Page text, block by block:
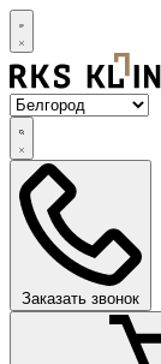
Заказать звонок